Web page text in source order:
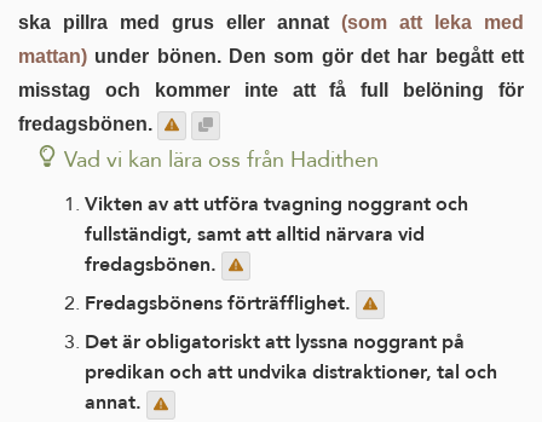
ska pillra med grus eller annat (som att leka med
mattan) under bönen. Den som gör det har begått ett
misstag och kommer inte att få full belöning för
fredagsbönen.
Vad vi kan lära oss från Hadithen
Vikten av att utföra tvagning noggrant och
fullständigt, samt att alltid närvara vid
fredagsbönen.
Fredagsbönens förträfflighet.
Det är obligatoriskt att lyssna noggrant på
predikan och att undvika distraktioner, tal och
annat.